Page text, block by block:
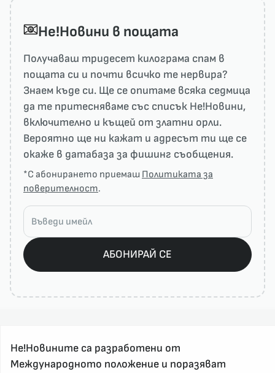
He!Новини в пощата
Получаваш тридесет килограма спам в
пощата си и почти всичко те нервира?
Знаем къде си. Ще се опитаме всяка седмица
да те притесняваме със списък He!Новини,
включително и къщей от златни орли.
Вероятно ще ни кажат и адресът ти ще се
окаже в датабаза за фишинг съобщения.
*С абонирането приемаш Политиката за
поверителност.
АБОНИРАЙ СЕ
Не!Новините са разработени от
Международното положение и поразяват